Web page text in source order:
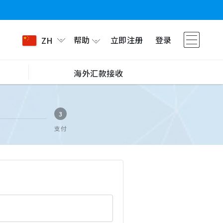
ZH 帮助 立即注册 登录
海外汇款接收
3
支付